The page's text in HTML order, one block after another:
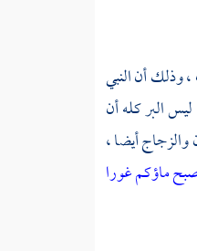
أن النبي
البر كله أن
والزجاجأيضا ،
ماؤكم غورا